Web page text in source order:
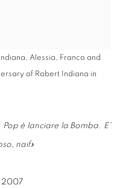
Alessia, Franco and
of Robert Indiana in
è lanciare la Bomba. E'
naif»
2007